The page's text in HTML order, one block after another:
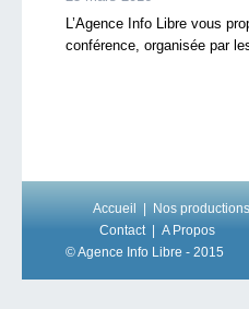
L’Agence Info Libre vous
conférence, organisée par
Accueil Nos productions
Contact
A Propos
© Agence Info Libre - 2015